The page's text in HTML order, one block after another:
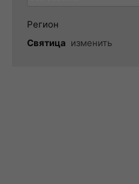
Регион
Святица изменить